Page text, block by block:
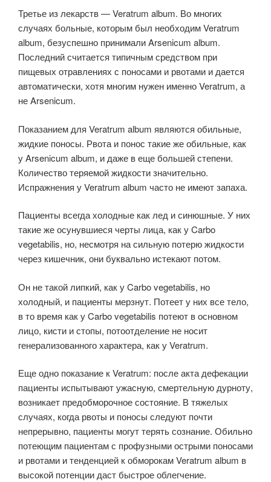
Третье из лекарств — Veratrum album. Во многих
случаях больные, которым был необходим Veratrum
album, безуспешно принимали Arsenicum album.
Последний считается типичным средством при
пищевых отравлениях с поно­сами и рвотами и дается
автоматически, хотя многим нужен именно Veratrum, а
не Arsenicum.
Показанием для Veratrum album являются обильные,
жидкие поносы. Рвота и понос такие же обильные, как
у Arsenicum album, и даже в еще большей степени.
Количество теряемой жидкости значительно.
Испражнения у Veratrum album часто не имеют запаха.
Пациенты всегда холодные как лед и синюшные. У них
такие же осунувшиеся черты лица, как у Carbo
vegetabilis, но, несмотря на сильную потерю жидкости
через кишечник, они буквально истекают потом.
Он не такой липкий, как у Carbo vegetabilis, но
холодный, и пациенты мерзнут. Потеет у них все тело,
в то время как у Carbo vegetabilis потеют в основном
лицо, кисти и стопы, потоотделение не носит
генерализованного характера, как у Veratrum.
Еще одно показание к Veratrum: после акта дефекации
пациенты испы­тывают ужасную, смертельную дурноту,
возникает предобморочное состояние. В тяжелых
случаях, когда рвоты и поносы следуют почти
непрерывно, пациенты могут терять сознание. Обильно
потеющим пациентам с профузными острыми поносами
и рвотами и тенденцией к обморокам Veratrum album в
высокой потенции даст быстрое облегчение.